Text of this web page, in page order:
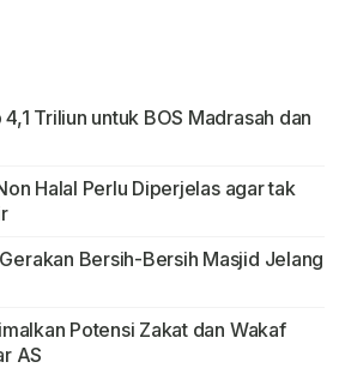
Triliun untuk BOS Madrasah dan
Halal Perlu Diperjelas agar tak
Bersih-Bersih Masjid Jelang
Potensi Zakat dan Wakaf
AS